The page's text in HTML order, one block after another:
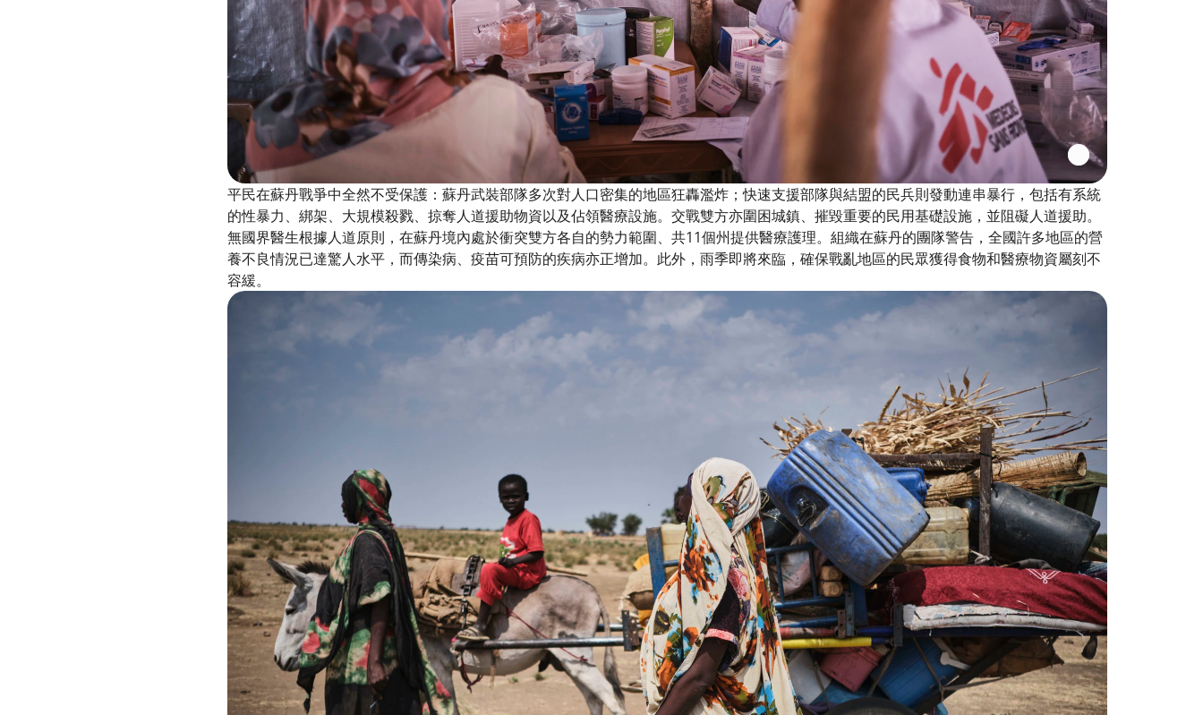
平民在蘇丹戰爭中全然不受保護：蘇丹武裝部隊多次對人口密集的地區狂轟濫炸；快速支援部隊與結盟的民兵則發動連串暴行，包括有系統
的性暴力、綁架、大規模殺戮、掠奪人道援助物資以及佔領醫療設施。交戰雙方亦圍困城鎮、摧毀重要的民用基礎設施，並阻礙人道援助。
無國界醫生根據人道原則，在蘇丹境內處於衝突雙方各自的勢力範圍、共11個州提供醫療護理。組織在蘇丹的團隊警告，全國許多地區的營
養不良情況已達驚人水平，而傳染病、疫苗可預防的疾病亦正增加。此外，雨季即將來臨，確保戰亂地區的民眾獲得食物和醫療物資屬刻不
容緩。